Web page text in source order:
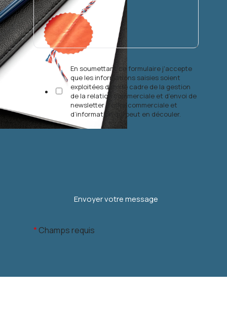
En soumettant ce formulaire j'accepte
que les informations saisies soient
exploitées dans le cadre de la gestion
de la relation commerciale et d’envoi de
newsletter d’offre commerciale et
d’information qui peut en découler.
* Champs requis